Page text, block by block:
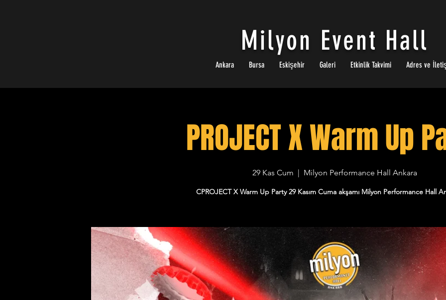
Ankara Bursa Eskişehir Galeri Etkinlik Takvimi Adres ve
Milyon Event Hall
PROJECT X Warm Up
29 Kas Cum
  |
Milyon Performance Hall Ankara
CPROJECT X Warm Up Party 29 Kasım Cuma akşamı Milyon Performance Hall